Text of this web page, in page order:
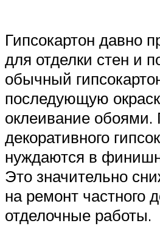
Гипсокартон давно
для отделки стен и
обычный
последующую
оклеивание обоями.
декоративного
нуждаются в
Это значительно
на ремонт частного
отделочные работы.